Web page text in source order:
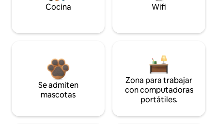
Cocina Wifi
Se admiten
mascotas
Zona para trabajar
con computadoras
portátiles.